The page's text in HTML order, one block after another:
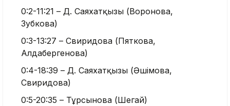
0:2-11:21 – Д. Саяхатқызы (Воронова,
Зубкова)
0:3-13:27 – Свиридова (Пяткова,
Алдабергенова)
0:4-18:39 – Д. Саяхатқызы (Әшімова,
Свиридова)
0:5-20:35 – Тұрсынова (Шегай)